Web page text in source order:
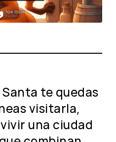
te quedas
visitarla,
una ciudad